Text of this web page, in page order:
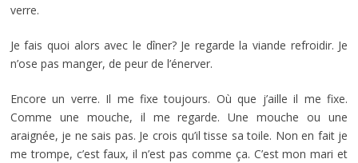
verre.
Je fais quoi alors avec le dîner? Je regarde la viande refroidir. Je
n’ose pas manger, de peur de l’énerver.
Encore un verre. Il me fixe toujours. Où que j’aille il me fixe.
Comme une mouche, il me regarde. Une mouche ou une
araignée, je ne sais pas. Je crois qu’il tisse sa toile. Non en fait je
me trompe, c’est faux, il n’est pas comme ça. C’est mon mari et